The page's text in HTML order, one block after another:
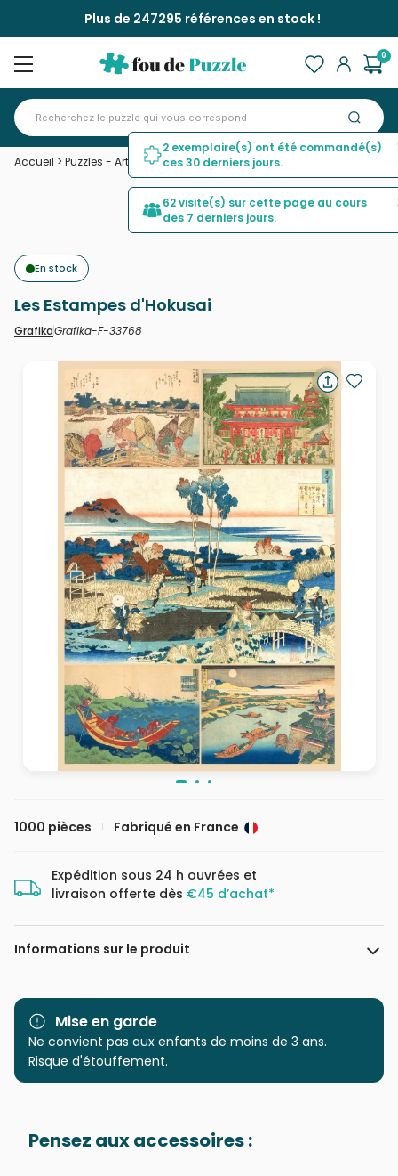
Plus de 247295 références en stock !
0
Accueil > Puzzles - Art Les Estampes d'Hokusai
En stock
Les Estampes d'Hokusai
GrafikaGrafika-F-33768
1000 pièces Fabriqué en France
Expédition sous 24 h ouvrées et
livraison offerte dès €45 d’achat*
Informations sur le produit
Marque Grafika
Catégorie Puzzles - Art
Age
Puzzle pour Adultes (500 à
Provenance Fabriqué en France
Mise en garde
Ne convient pas aux enfants de moins de 3 ans.
Risque d'étouffement.
Pensez aux accessoires :
2 exemplaire(s) ont été commandé(s)
ces 30 derniers jours.
62 visite(s) sur cette page au cours
des 7 derniers jours.